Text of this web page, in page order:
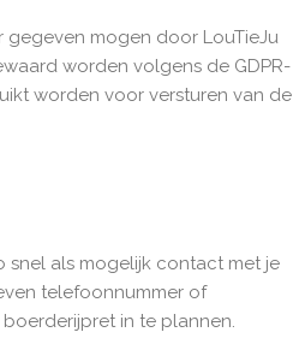
gegeven mogen door LouTieJu
worden volgens de GDPR-
worden voor versturen van de
snel als mogelijk contact met je
telefoonnummer of
in te plannen.